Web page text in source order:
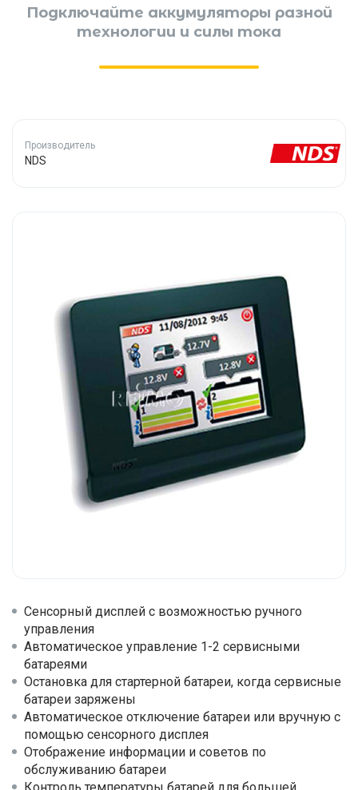
Подключайте аккумуляторы разной
технологии и силы тока
Производитель
NDS
Сенсорный дисплей с возможностью ручного
управления
Автоматическое управление 1-2 сервисными
батареями
Остановка для стартерной батареи, когда сервисные
батареи заряжены
Автоматическое отключение батареи или вручную с
помощью сенсорного дисплея
Отображение информации и советов по
обслуживанию батареи